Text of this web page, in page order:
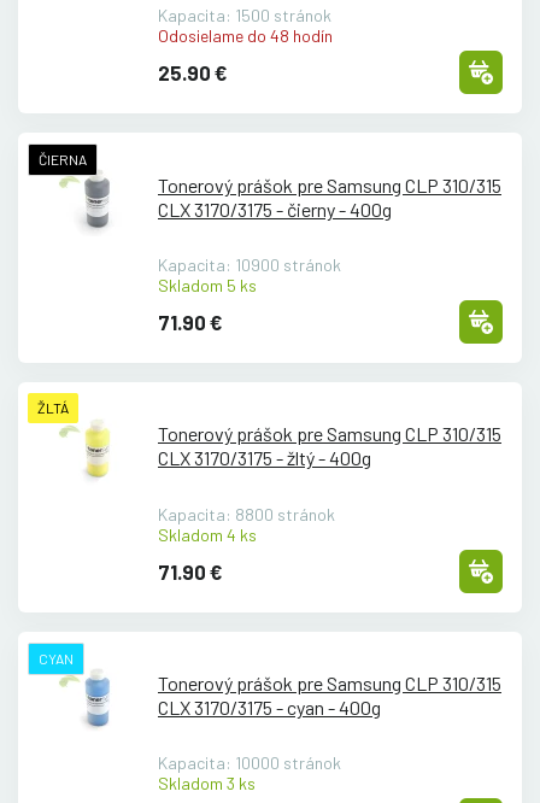
Kapacita: 1500 stránok
Odosielame do 48 hodín
25.90 €
ČIERNA
Tonerový prášok pre Samsung CLP 310/315
CLX 3170/3175 - čierny - 400g
Kapacita: 10900 stránok
Skladom 5 ks
71.90 €
ŽLTÁ
Tonerový prášok pre Samsung CLP 310/315
CLX 3170/3175 - žltý - 400g
Kapacita: 8800 stránok
Skladom 4 ks
71.90 €
CYAN
Tonerový prášok pre Samsung CLP 310/315
CLX 3170/3175 - cyan - 400g
Kapacita: 10000 stránok
Skladom 3 ks